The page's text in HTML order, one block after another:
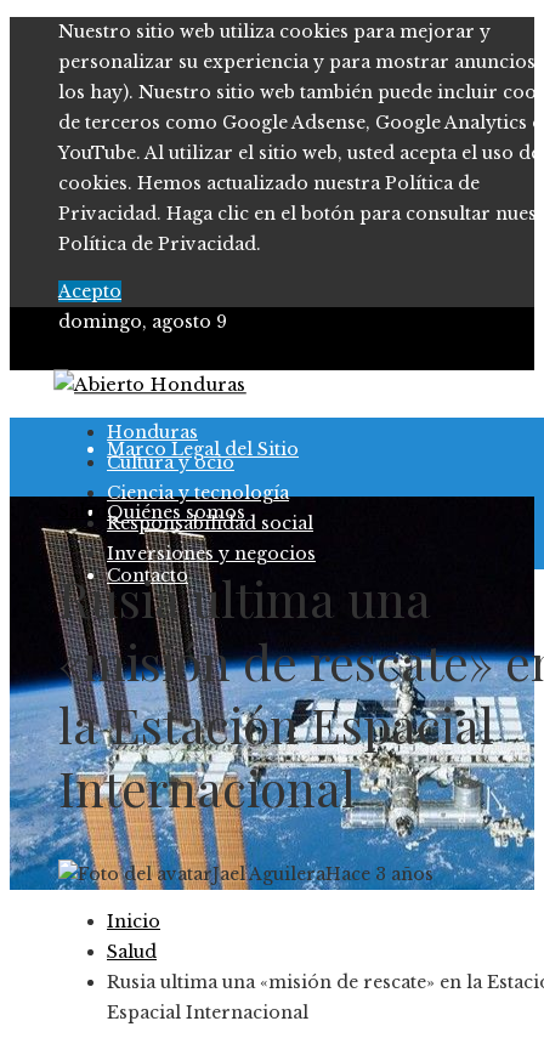
Nuestro sitio web utiliza cookies para mejorar y
personalizar su experiencia y para mostrar anuncios
los hay). Nuestro sitio web también puede incluir
de terceros como Google Adsense, Google Analytics o
YouTube. Al utilizar el sitio web, usted acepta el uso de
cookies. Hemos actualizado nuestra Política de
Privacidad. Haga clic en el botón para consultar
Política de Privacidad.
Acepto
domingo, agosto 9
Política de Privacidad
Marco Legal del Sitio
Quiénes somos
Contacto
Honduras
Cultura y ocio
Ciencia y tecnología
Responsabilidad social
Inversiones y negocios
Salud
Rusia ultima una
«misión de rescate»
la Estación Espacial
Internacional
Jael AguileraHace 3 años
Inicio
Salud
Rusia ultima una «misión de rescate» en la
Espacial Internacional